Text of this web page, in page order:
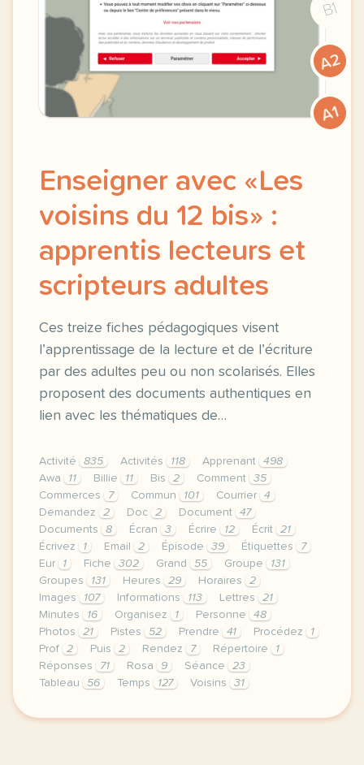
B1
A2
A1
Enseigner avec «Les
voisins du 12 bis» :
apprentis lecteurs et
scripteurs adultes
Ces treize fiches pédagogiques visent
l’apprentissage de la lecture et de l’écriture
par des adultes peu ou non scolarisés. Elles
proposent des documents authentiques en
lien avec les thématiques de…
Activité 835 Activités 118 Apprenant
498
Awa
11 Billie 11 Bis 2 Comment
35
Commerces
7 Commun 101 Courrier
4
Demandez
2 Doc 2 Document
47
Documents
8 Écran 3 Écrire 12 Écrit
21
Écrivez
1 Email 2 Épisode 39 Étiquettes
7
Eur
1 Fiche 302 Grand 55 Groupe
131
Groupes
131 Heures 29 Horaires
2
Images
107 Informations 113 Lettres
21
Minutes
16 Organisez 1 Personne
48
Photos
21 Pistes 52 Prendre 41 Procédez
1
Prof
2 Puis 2 Rendez 7 Répertoire
1
Réponses
71 Rosa 9 Séance
23
Tableau
56 Temps 127 Voisins 31
fiche pedagogique a1 enseigner avec les voisins